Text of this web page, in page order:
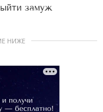
замуж
НИЖЕ